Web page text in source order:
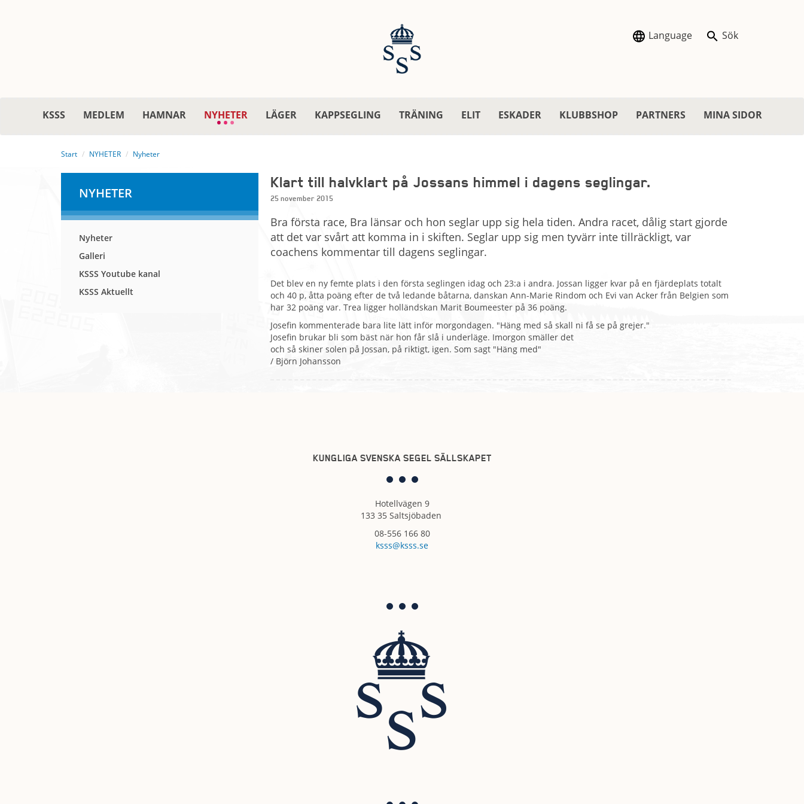
Language Sök
KSSS MEDLEM HAMNAR NYHETER LÄGER KAPPSEGLING TRÄNING ELIT ESKADER KLUBBSHOP PARTNERS MINA SIDOR
Start NYHETER Nyheter
NYHETER
Nyheter
Galleri
KSSS Youtube kanal
KSSS Aktuellt
Klart till halvklart på Jossans himmel i dagens seglingar.
25 november 2015
Bra första race, Bra länsar och hon seglar upp sig hela tiden. Andra racet, dålig start gjorde
att det var svårt att komma in i skiften. Seglar upp sig men tyvärr inte tillräckligt, var
coachens kommentar till dagens seglingar.
Det blev en ny femte plats i den första seglingen idag och 23:a i andra. Jossan ligger kvar på en fjärdeplats totalt
och 40 p, åtta poäng efter de två ledande båtarna, danskan Ann-Marie Rindom och Evi van Acker från Belgien som
har 32 poäng var. Trea ligger holländskan Marit Boumeester på 36 poäng.
Josefin kommenterade bara lite lätt inför morgondagen. "Häng med så skall ni få se på grejer."
Josefin brukar bli som bäst när hon får slå i underläge. Imorgon smäller det
och så skiner solen på Jossan, på riktigt, igen. Som sagt "Häng med"
/ Björn Johansson
KUNGLIGA SVENSKA SEGEL SÄLLSKAPET
Hotellvägen 9
133 35 Saltsjöbaden
08-556 166 80
ksss@ksss.se